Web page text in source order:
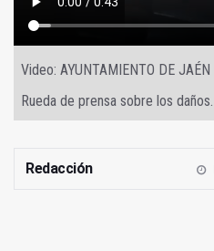
Video: AYUNTAMIENTO DE JAÉN
Rueda de prensa sobre los daños.
Redacción